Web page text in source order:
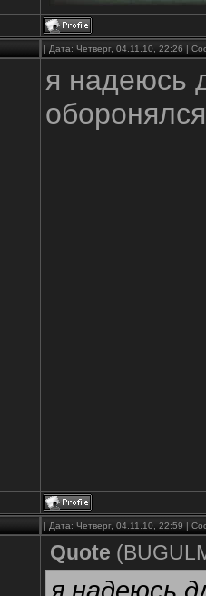
| Дата: Четверг, 04.11.10, 22:26 |
я надеюсь
| Дата: Четверг, 04.11.10, 22:59 |
Quote (